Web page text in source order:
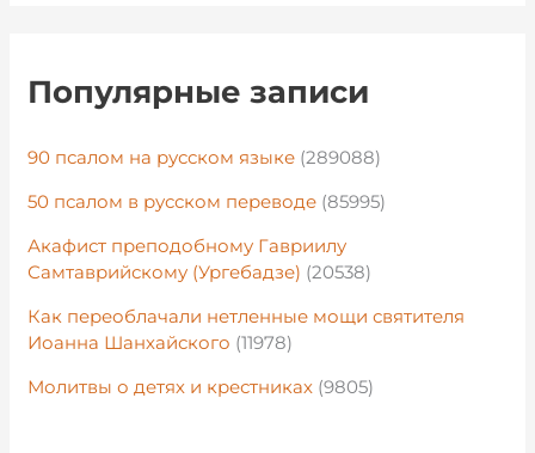
Популярные записи
90 псалом на русском языке (289088)
50 псалом в русском переводе (85995)
Акафист преподобному Гавриилу
Самтаврийскому (Ургебадзе) (20538)
Как переоблачали нетленные мощи святителя
Иоанна Шанхайского (11978)
Молитвы о детях и крестниках (9805)